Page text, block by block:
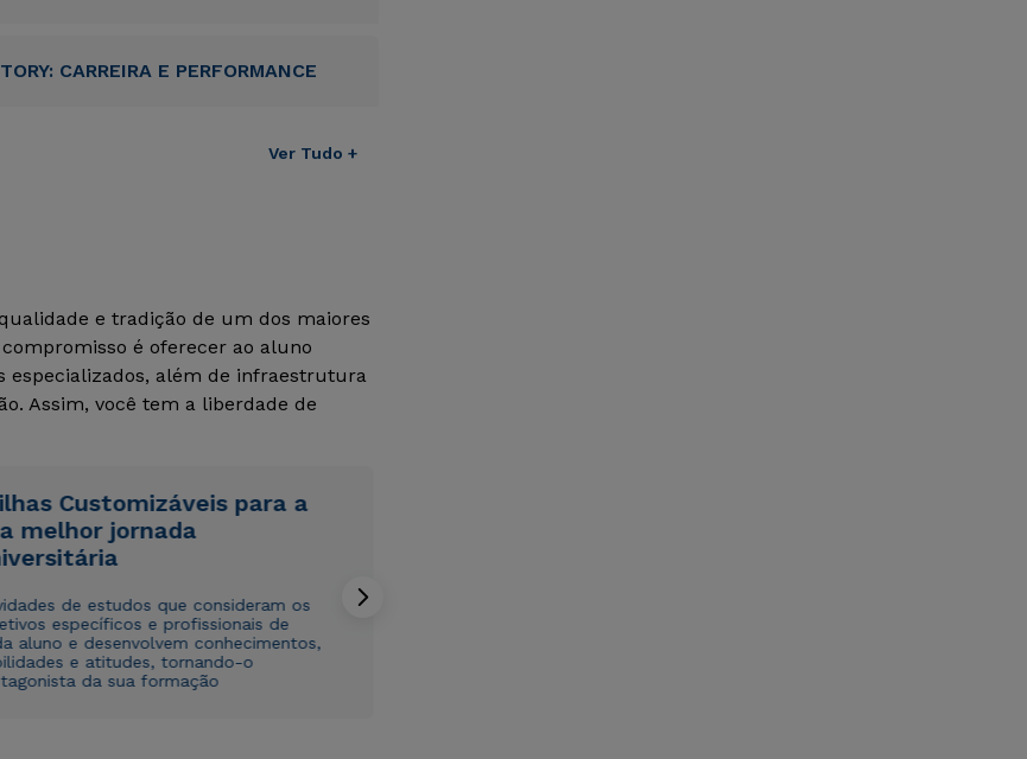
CARREIRA E PERFORMANCE
Ver Tudo +
e tradição de um dos maiores
é oferecer ao aluno
especializados, além de infraestrutura
Assim, você tem a liberdade de
Customizáveis para a
melhor jornada
de estudos que consideram os
específicos e profissionais de
aluno e desenvolvem conhecimentos,
e atitudes, tornando-o
da sua formação
Rápido e fácil
WhatsApp
autorizo que meus dados sejam utilizados para o
envio de conteúdos da Cruzeiro do Sul.
Rápido e fácil
WhatsApp
autorizo que meus dados sejam utilizados para o
envio de conteúdos da Cruzeiro do Sul.